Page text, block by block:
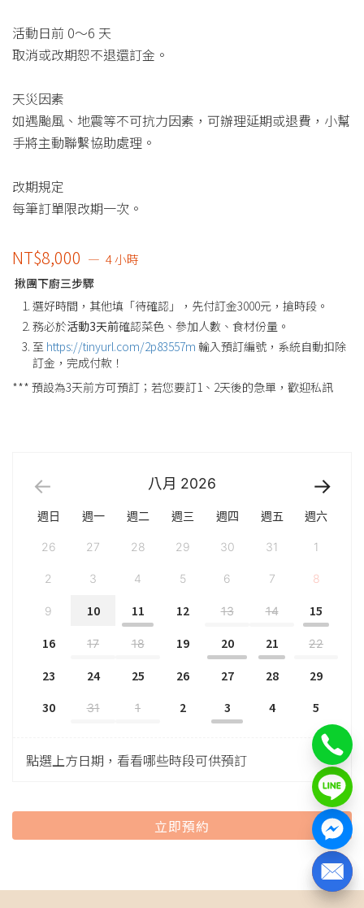
活動日前 0～6 天
取消或改期恕不退還訂金。
天災因素
如遇颱風、地震等不可抗力因素，可辦理延期或退費，小幫
手將主動聯繫協助處理。
改期規定
每筆訂單限改期一次。
NT$8,000 4 小時
揪團下廚三步驟
選好時間，其他填「待確認」，先付訂金3000元，搶時段。
務必於活動3天前確認菜色、參加人數、食材份量。
至 https://tinyurl.com/2p83557m 輸入預訂編號，系統自動扣除
訂金，完成付款！
*** 預設為3天前方可預訂；若您要訂1、2天後的急單，歡迎私訊
八月 2026
週日 週一 週二 週三 週四 週五 週六
26 27 28 29 30 31 1
2 3 4 5 6 7 8
9 10 11 12 13 14
15
16
17 18 19 20 21 22
23 24 25 26 27 28
29
30
31 1 2 3 4 5
點選上方日期，看看哪些時段可供預訂
立即預約